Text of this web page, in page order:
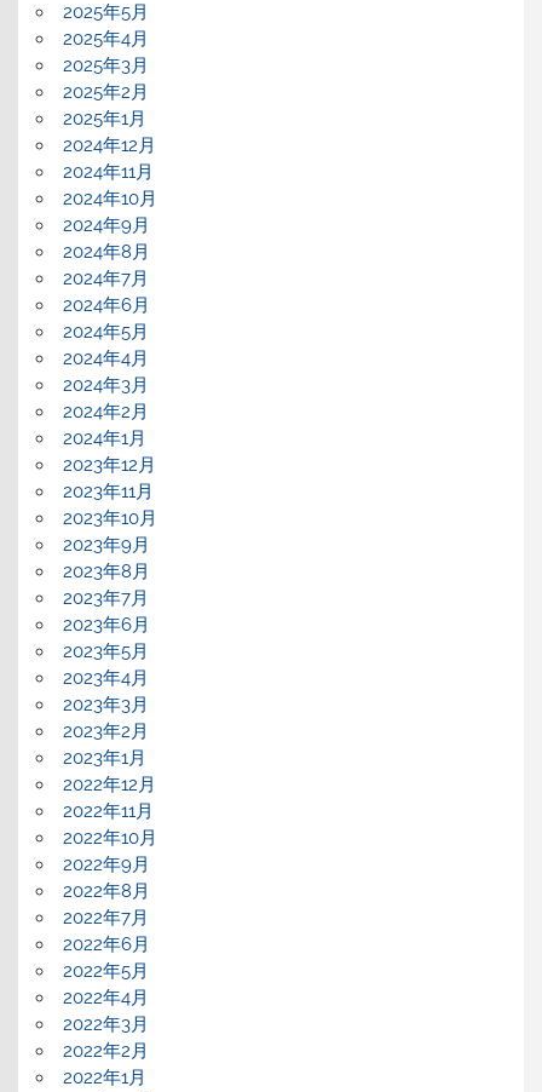
2025年5月
2025年4月
2025年3月
2025年2月
2025年1月
2024年12月
2024年11月
2024年10月
2024年9月
2024年8月
2024年7月
2024年6月
2024年5月
2024年4月
2024年3月
2024年2月
2024年1月
2023年12月
2023年11月
2023年10月
2023年9月
2023年8月
2023年7月
2023年6月
2023年5月
2023年4月
2023年3月
2023年2月
2023年1月
2022年12月
2022年11月
2022年10月
2022年9月
2022年8月
2022年7月
2022年6月
2022年5月
2022年4月
2022年3月
2022年2月
2022年1月